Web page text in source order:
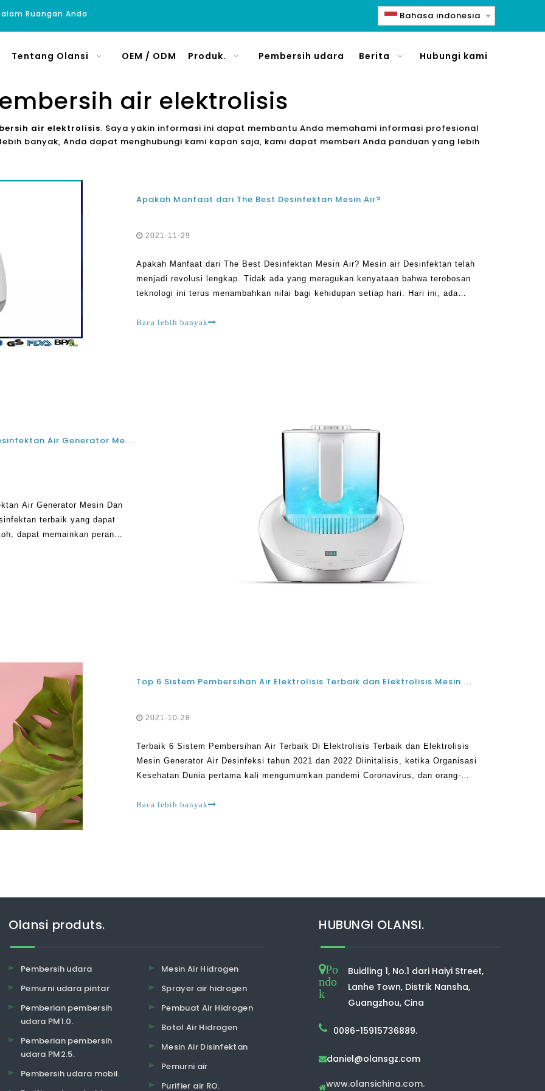
Ruangan Anda Bahasa indonesia
Tentang Olansi OEM / ODM Produk. Pembersih udara Berita Hubungi kami
air elektrolisis
air elektrolisis. Saya yakin informasi ini dapat membantu Anda memahami informasi profesional
banyak, Anda dapat menghubungi kami kapan saja, kami dapat memberi Anda panduan yang lebih
Apakah Manfaat dari The Best Desinfektan Mesin Air?
2021-11-29
Apakah Manfaat dari The Best Desinfektan Mesin Air? Mesin air Desinfektan telah
menjadi revolusi lengkap. Tidak ada yang meragukan kenyataan bahwa terobosan
teknologi ini terus menambahkan nilai bagi kehidupan setiap hari. Hari ini, ada
Baca lebih banyak
Terbaik Top 10 Portabel Sodium hipoklorit Desinfektan Air Generator Mesin Dan Elektrolisis Air Semprot Pemasok
Air Generator Mesin Dan
terbaik yang dapat
dapat memainkan peran
Top 6 Sistem Pembersihan Air Elektrolisis Terbaik dan Elektrolisis Mesin Generator Air Desinfeksi tahun 2021 dan 2022
2021-10-28
Terbaik 6 Sistem Pembersihan Air Terbaik Di Elektrolisis Terbaik dan Elektrolisis
Mesin Generator Air Desinfeksi tahun 2021 dan 2022 Diinitalisis, ketika Organisasi
Kesehatan Dunia pertama kali mengumumkan pandemi Coronavirus, dan orang-
pembersih, itu
Baca lebih banyak
Olansi produts.
Pembersih udara
Pemurni udara pintar
Pemberian pembersih
udara PM1.0.
Pemberian pembersih
udara PM2.5.
Pembersih udara mobil.
Mesin Air Hidrogen
Sprayer air hidrogen
Pembuat Air Hidrogen
Botol Air Hidrogen
Mesin Air Disinfektan
Pemurni air
Purifier air RO.
HUBUNGI OLANSI.
Po
ndo
k
Buidling 1, No.1 dari Haiyi Street,
Lanhe Town, Distrik Nansha,
Guangzhou, Cina
0086-15915736889.
daniel@olansgz.com
www.olansichina.com.